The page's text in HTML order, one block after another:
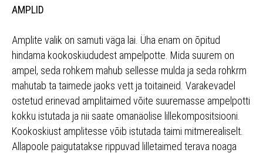
AMPLID
Amplite valik on samuti väga lai. Üha enam on õpitud
hindama kookoskiududest ampelpotte. Mida suurem on
ampel, seda rohkem mahub sellesse mulda ja seda rohkrm
mahutab ta taimede jaoks vett ja toitaineid. Varakevadel
ostetud erinevad amplitaimed võite suuremasse ampelpotti
kokku istutada ja nii saate omanäolise lillekompositsiooni.
Kookoskiust amplitesse võib istutada taimi mitmerealiselt.
Allapoole paigutatakse rippuvad lilletaimed terava noaga